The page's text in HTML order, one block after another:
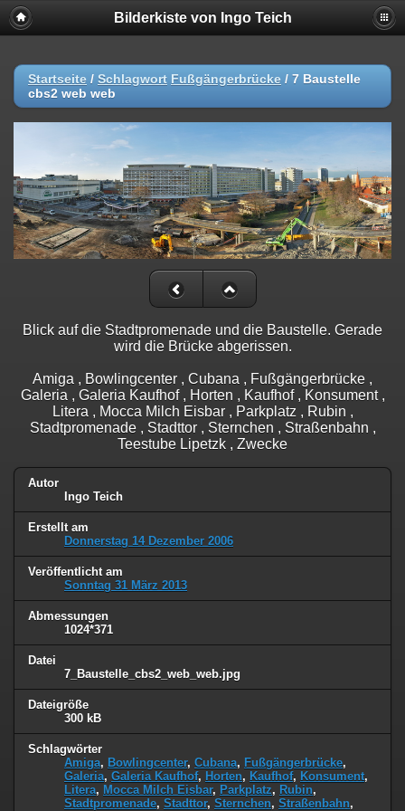
Bilderkiste von Ingo Teich
Startseite / Schlagwort Fußgängerbrücke / 7 Baustelle
cbs2 web web
Blick auf die Stadtpromenade und die Baustelle. Gerade
wird die Brücke abgerissen.
Amiga , Bowlingcenter , Cubana , Fußgängerbrücke ,
Galeria , Galeria Kaufhof , Horten , Kaufhof , Konsument ,
Litera , Mocca Milch Eisbar , Parkplatz , Rubin ,
Stadtpromenade , Stadttor , Sternchen , Straßenbahn ,
Teestube Lipetzk , Zwecke
Autor
Ingo Teich
Erstellt am
Donnerstag 14 Dezember 2006
Veröffentlicht am
Sonntag 31 März 2013
Abmessungen
1024*371
Datei
7_Baustelle_cbs2_web_web.jpg
Dateigröße
300 kB
Schlagwörter
Amiga, Bowlingcenter, Cubana, Fußgängerbrücke,
Galeria, Galeria Kaufhof, Horten, Kaufhof, Konsument,
Litera, Mocca Milch Eisbar, Parkplatz, Rubin,
Stadtpromenade, Stadttor, Sternchen, Straßenbahn,